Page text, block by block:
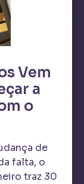
Vem
a
o
de
falta, o
traz 30